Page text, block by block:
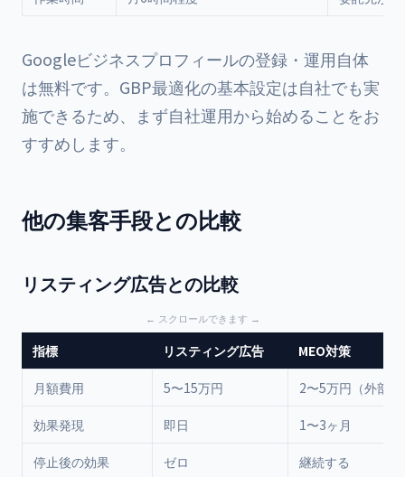
Googleビジネスプロフィールの登録・運用自体
は無料です。GBP最適化の基本設定は自社でも実
施できるため、まず自社運用から始めることをお
すすめします。
他の集客手段との比較
リスティング広告との比較
指標 リスティング広告 MEO対策
月額費用 5〜15万円 2〜5万円（外部
効果発現 即日 1〜3ヶ月
停止後の効果 ゼロ 継続する